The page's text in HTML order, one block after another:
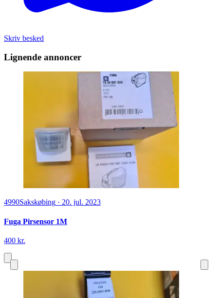
Skriv besked
Lignende annoncer
4990Sakskøbing · 20. jul. 2023
Fuga Pirsensor 1M
400 kr.